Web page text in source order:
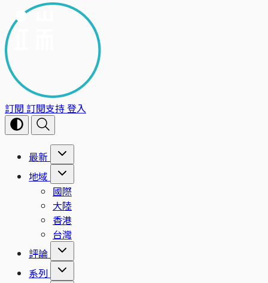
訂閱 訂閱支持登入
最新
地域
國際
大陸
香港
台灣
評論
系列